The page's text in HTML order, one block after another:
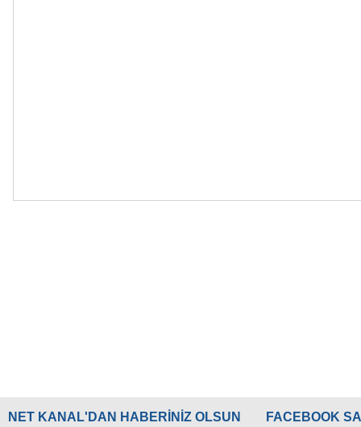
NET KANAL'DAN HABERİNİZ OLSUN FACEBOOK